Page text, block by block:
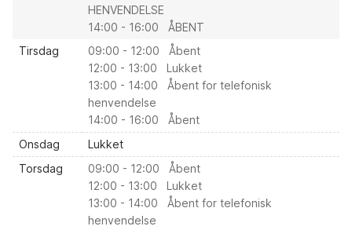
HENVENDELSE
14:00 - 16:00 ÅBENT
Tirsdag
09:00 - 12:00 Åbent
12:00 - 13:00 Lukket
13:00 - 14:00 Åbent for telefonisk
henvendelse
14:00 - 16:00 Åbent
Onsdag
Lukket
Torsdag
09:00 - 12:00 Åbent
12:00 - 13:00 Lukket
13:00 - 14:00 Åbent for telefonisk
henvendelse